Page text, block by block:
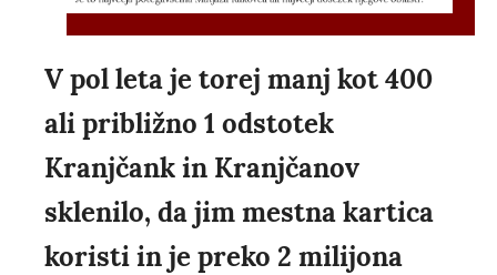
V pol leta je torej manj kot 400
ali približno 1 odstotek
Kranjčank in Kranjčanov
sklenilo, da jim mestna kartica
koristi in je preko 2 milijona